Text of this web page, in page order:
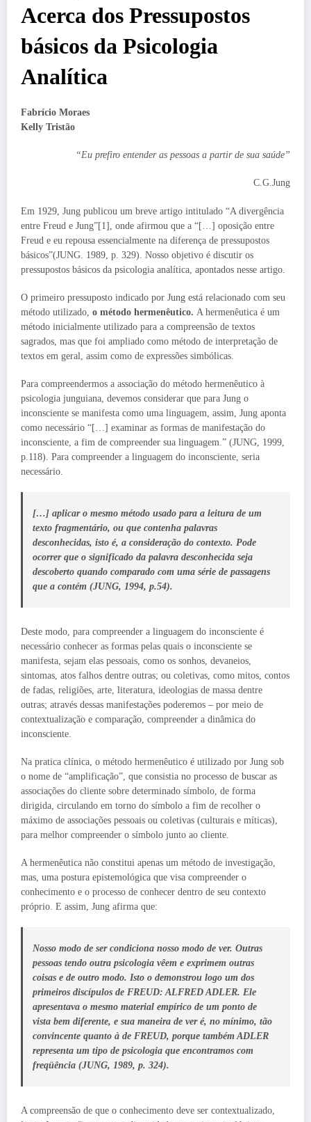
Acerca dos Pressupostos
básicos da Psicologia
Analítica
Fabrício Moraes
Kelly Tristão
“Eu prefiro entender as pessoas a partir de sua saúde”
C.G.Jung
Em 1929, Jung publicou um breve artigo intitulado “A divergência
entre Freud e Jung”[1], onde afirmou que a “[…] oposição entre
Freud e eu repousa essencialmente na diferença de pressupostos
básicos”(JUNG. 1989, p. 329). Nosso objetivo é discutir os
pressupostos básicos da psicologia analítica, apontados nesse artigo.
O primeiro pressuposto indicado por Jung está relacionado com seu
método utilizado, o método hermenêutico. A hermenêutica é um
método inicialmente utilizado para a compreensão de textos
sagrados, mas que foi ampliado como método de interpretação de
textos em geral, assim como de expressões simbólicas.
Para compreendermos a associação do método hermenêutico à
psicologia junguiana, devemos considerar que para Jung o
inconsciente se manifesta como uma linguagem, assim, Jung aponta
como necessário “[…] examinar as formas de manifestação do
inconsciente, a fim de compreender sua linguagem.” (JUNG, 1999,
p.118). Para compreender a linguagem do inconsciente, seria
necessário.
[…] aplicar o mesmo método usado para a leitura de um
texto fragmentário, ou que contenha palavras
desconhecidas, isto é, a consideração do contexto. Pode
ocorrer que o significado da palavra desconhecida seja
descoberto quando comparado com uma série de passagens
que a contém (JUNG, 1994, p.54).
Deste modo, para compreender a linguagem do inconsciente é
necessário conhecer as formas pelas quais o inconsciente se
manifesta, sejam elas pessoais, como os sonhos, devaneios,
sintomas, atos falhos dentre outras; ou coletivas, como mitos, contos
de fadas, religiões, arte, literatura, ideologias de massa dentre
outras; através dessas manifestações poderemos – por meio de
contextualização e comparação, compreender a dinâmica do
inconsciente.
Na pratica clínica, o método hermenêutico é utilizado por Jung sob
o nome de “amplificação”, que consistia no processo de buscar as
associações do cliente sobre determinado símbolo, de forma
dirigida, circulando em torno do símbolo a fim de recolher o
máximo de associações pessoais ou coletivas (culturais e míticas),
para melhor compreender o símbolo junto ao cliente.
A hermenêutica não constitui apenas um método de investigação,
mas, uma postura epistemológica que visa compreender o
conhecimento e o processo de conhecer dentro de seu contexto
próprio. E assim, Jung afirma que:
Nosso modo de ser condiciona nosso modo de ver. Outras
pessoas tendo outra psicologia vêem e exprimem outras
coisas e de outro modo. Isto o demonstrou logo um dos
primeiros discípulos de FREUD: ALFRED ADLER. Ele
apresentava o mesmo material empírico de um ponto de
vista bem diferente, e sua maneira de ver é, no mínimo, tão
convincente quanto à de FREUD, porque também ADLER
representa um tipo de psicologia que encontramos com
freqüência (JUNG, 1989, p. 324).
A compreensão de que o conhecimento deve ser contextualizado,